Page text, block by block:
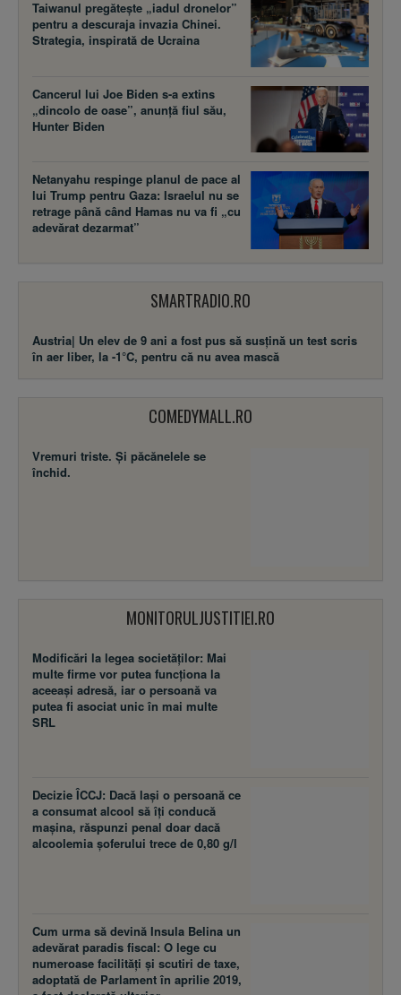
Taiwanul pregătește „iadul dronelor”
pentru a descuraja invazia Chinei.
Strategia, inspirată de Ucraina
Cancerul lui Joe Biden s-a extins
„dincolo de oase”, anunță fiul său,
Hunter Biden
Netanyahu respinge planul de pace al
lui Trump pentru Gaza: Israelul nu se
retrage până când Hamas nu va fi „cu
adevărat dezarmat”
SMARTRADIO.RO
Austria| Un elev de 9 ani a fost pus să susţină un test scris
în aer liber, la -1°C, pentru că nu avea mască
COMEDYMALL.RO
Vremuri triste. Şi păcănelele se
închid.
MONITORULJUSTITIEI.RO
Modificări la legea societăţilor: Mai
multe firme vor putea funcţiona la
aceeaşi adresă, iar o persoană va
putea fi asociat unic în mai multe
SRL
Decizie ÎCCJ: Dacă laşi o persoană ce
a consumat alcool să îţi conducă
maşina, răspunzi penal doar dacă
alcoolemia şoferului trece de 0,80 g/l
Cum urma să devină Insula Belina un
adevărat paradis fiscal: O lege cu
numeroase facilităţi şi scutiri de taxe,
adoptată de Parlament în aprilie 2019,